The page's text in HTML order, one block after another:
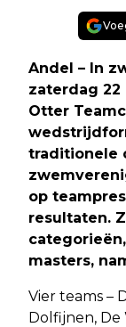
Andel – In
zaterdag
Otter
traditionele
op
resultaten.
masters,
Vier teams –
Dolfijnen, De